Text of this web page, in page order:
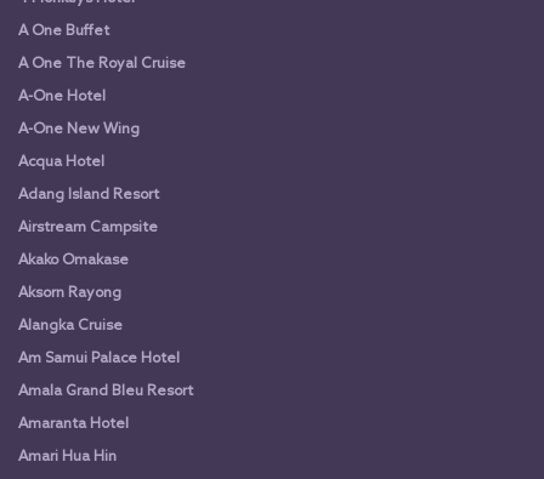
A One Buffet
A One The Royal Cruise
A-One Hotel
A-One New Wing
Acqua Hotel
Adang Island Resort
Airstream Campsite
Akako Omakase
Aksorn Rayong
Alangka Cruise
Am Samui Palace Hotel
Amala Grand Bleu Resort
Amaranta Hotel
Amari Hua Hin